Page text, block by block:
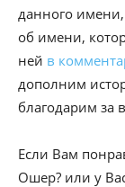
данного имени,
об имени,
ней в
дополним
благодарим за
Если Вам
Ошер? или у